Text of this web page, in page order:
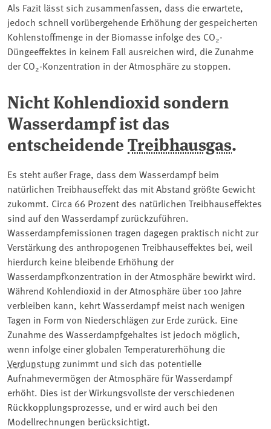
Als Fazit lässt sich zusammenfassen, dass die erwartete,
jedoch schnell vorübergehende Erhöhung der gespeicherten
Kohlenstoffmenge in der Biomasse infolge des CO2-
Düngeeffektes in keinem Fall ausreichen wird, die Zunahme
der CO2-Konzentration in der Atmosphäre zu stoppen.
Nicht Kohlendioxid sondern
Wasserdampf ist das
entscheidendeTreibhausgas.
Es steht außer Frage, dass dem Wasserdampf beim
natürlichen Treibhauseffekt das mit Abstand größte Gewicht
zukommt. Circa 66 Prozent des natürlichen Treibhauseffektes
sind auf den Wasserdampf zurückzuführen.
Wasserdampfemissionen tragen dagegen praktisch nicht zur
Verstärkung des anthropogenen Treibhauseffektes bei, weil
hierdurch keine bleibende Erhöhung der
Wasserdampfkonzentration in der Atmosphäre bewirkt wird.
Während Kohlendioxid in der Atmosphäre über 100 Jahre
verbleiben kann, kehrt Wasserdampf meist nach wenigen
Tagen in Form von Niederschlägen zur Erde zurück. Eine
Zunahme des Wasserdampfgehaltes ist jedoch möglich,
wenn infolge einer globalen Temperaturerhöhung die
Verdunstung zunimmt und sich das potentielle
Aufnahmevermögen der Atmosphäre für Wasserdampf
erhöht. Dies ist der Wirkungsvollste der verschiedenen
Rückkopplungsprozesse, und er wird auch bei den
Modellrechnungen berücksichtigt.